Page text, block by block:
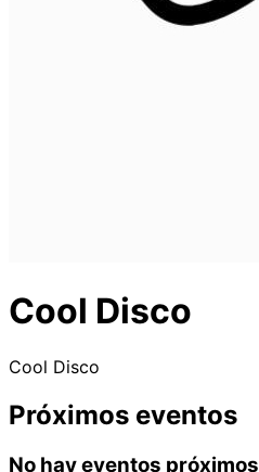
Cool Disco
Cool Disco
Próximos eventos
No hay eventos próximos